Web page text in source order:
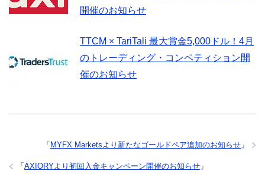
開催のお知らせ
TTCM × TariTali 最大賞金5,000ドル！4月
のトレーディング・コンペティション開
催のお知らせ
「 MYFX Marketsより新たなゴールドペア追加のお知らせ 」
「 AXIORYより初回入金キャンペーン開催のお知らせ 」